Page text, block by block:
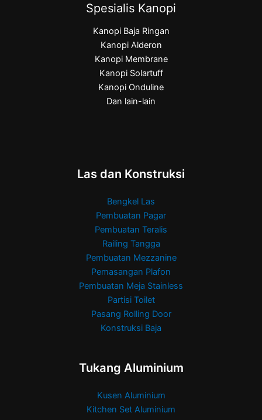
Spesialis Kanopi
Kanopi Baja Ringan
Kanopi Alderon
Kanopi Membrane
Kanopi Solartuff
Kanopi Onduline
Dan lain-lain
Las dan Konstruksi
Bengkel Las
Pembuatan Pagar
Pembuatan Teralis
Railing Tangga
Pembuatan Mezzanine
Pemasangan Plafon
Pembuatan Meja Stainless
Partisi Toilet
Pasang Rolling Door
Konstruksi Baja
Tukang Aluminium
Kusen Aluminium
Kitchen Set Aluminium